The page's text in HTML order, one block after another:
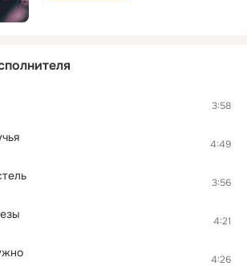
3:58
4:49
3:56
4:21
4:26